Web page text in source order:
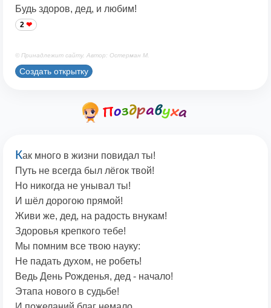
Будь здоров, дед, и любим!
2
© Принадлежит сайту. Автор: Остерман М.
Создать открытку
Как много в жизни повидал ты!
Путь не всегда был лёгок твой!
Но никогда не унывал ты!
И шёл дорогою прямой!
Живи же, дед, на радость внукам!
Здоровья крепкого тебе!
Мы помним все твою науку:
Не падать духом, не робеть!
Ведь День Рожденья, дед - начало!
Этапа нового в судьбе!